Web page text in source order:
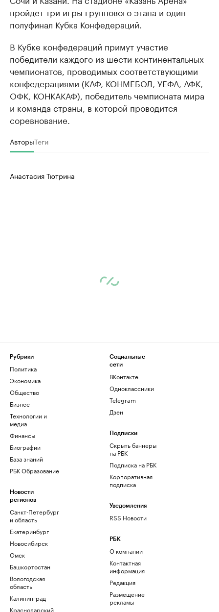
пройдет три игры группового этапа и один
полуфинал Кубка Конфедераций.
В Кубке конфедераций примут участие
победители каждого из шести континентальных
чемпионатов, проводимых соответствующими
конфедерациями (КАФ, КОНМЕБОЛ, УЕФА, АФК,
ОФК, КОНКАКАФ), победитель чемпионата мира
и команда страны, в которой проводится
соревнование.
АвторыТеги
Анастасия Тютрина
Рубрики
Политика
Экономика
Общество
Бизнес
Технологии и
медиа
Финансы
Биографии
База знаний
РБК Образование
Новости
регионов
Санкт-Петербург
и область
Екатеринбург
Новосибирск
Омск
Башкортостан
Вологодская
область
Калининград
Краснодарский
Социальные
сети
ВКонтакте
Одноклассники
Telegram
Дзен
Подписки
Скрыть баннеры
на РБК
Подписка на РБК
Корпоративная
подписка
Уведомления
RSS Новости
РБК
О компании
Контактная
информация
Редакция
Размещение
рекламы